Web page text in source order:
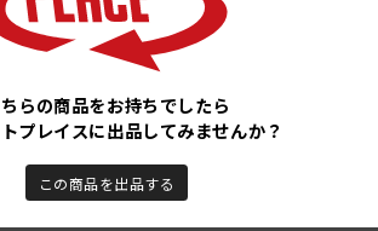
らの商品をお持ちでしたら
プレイスに出品してみませんか？
この商品を出品する